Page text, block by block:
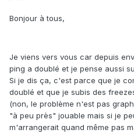
Bonjour à tous,
Je viens vers vous car depuis
ping a doublé et je pense aussi
Si je dis ça, c'est parce que je
doublé et que je subis des
(non, le problème n'est pas
"à peu près" jouable mais si je
m'arrangerait quand même pas